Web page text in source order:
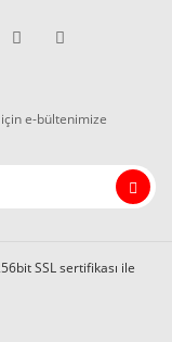
e-bültenimize
SSL sertifikası ile